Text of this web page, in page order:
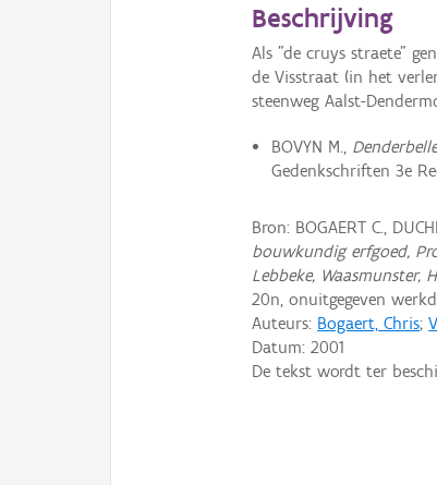
Beschrijving
Als "de cruys straete"
de Visstraat (in het
steenweg Aalst-
BOVYN M.,
Gedenkschriften 3e
Bron: BOGAERT C.,
bouwkundig erfgoed,
Lebbeke, Waasmunster,
20n, onuitgegeven
Auteurs: Bogaert, Chris;
Datum:2001
De tekst wordt ter